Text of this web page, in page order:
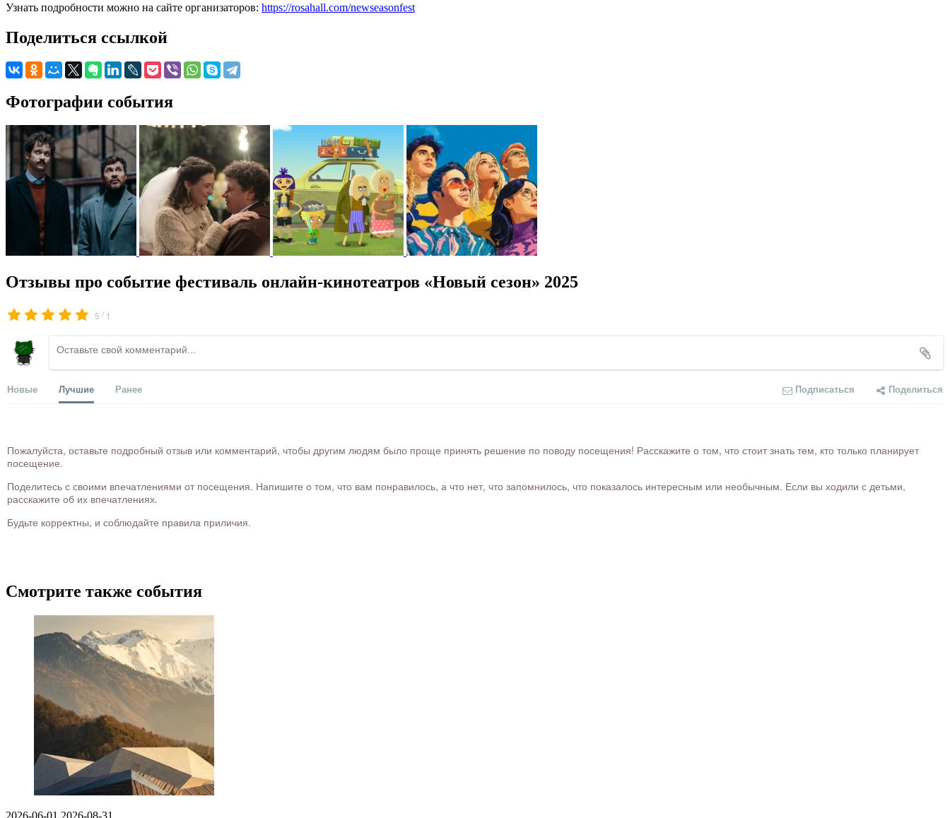
Узнать подробности можно на сайте организаторов: https://rosahall.com/newseasonfest
Поделиться ссылкой
Фотографии события
Отзывы про событие фестиваль онлайн-кинотеатров «Новый сезон» 2025
5 / 1
Новые Лучшие Ранее Подписаться Поделиться
Пожалуйста, оставьте подробный отзыв или комментарий, чтобы другим людям было проще принять решение по поводу посещения! Расскажите о том, что стоит знать тем, кто только планирует
посещение.
Поделитесь с своими впечатлениями от посещения. Напишите о том, что вам понравилось, а что нет, что запомнилось, что показалось интересным или необычным. Если вы ходили с детьми,
расскажите об их впечатлениях.
Будьте корректны, и соблюдайте правила приличия.
Смотрите также события
2026-06-01 2026-08-31